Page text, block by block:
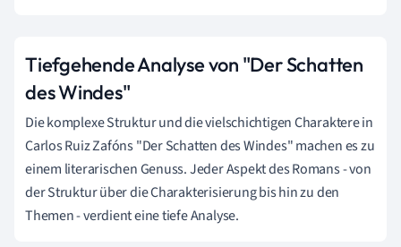
Tiefgehende Analyse von "Der Schatten
des Windes"
Die komplexe Struktur und die vielschichtigen Charaktere in
Carlos Ruiz Zafóns "Der Schatten des Windes" machen es zu
einem literarischen Genuss. Jeder Aspekt des Romans - von
der Struktur über die Charakterisierung bis hin zu den
Themen - verdient eine tiefe Analyse.